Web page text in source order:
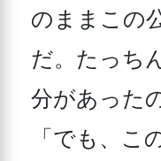
のままこの
だ。たっち
分があった
「でも、こ